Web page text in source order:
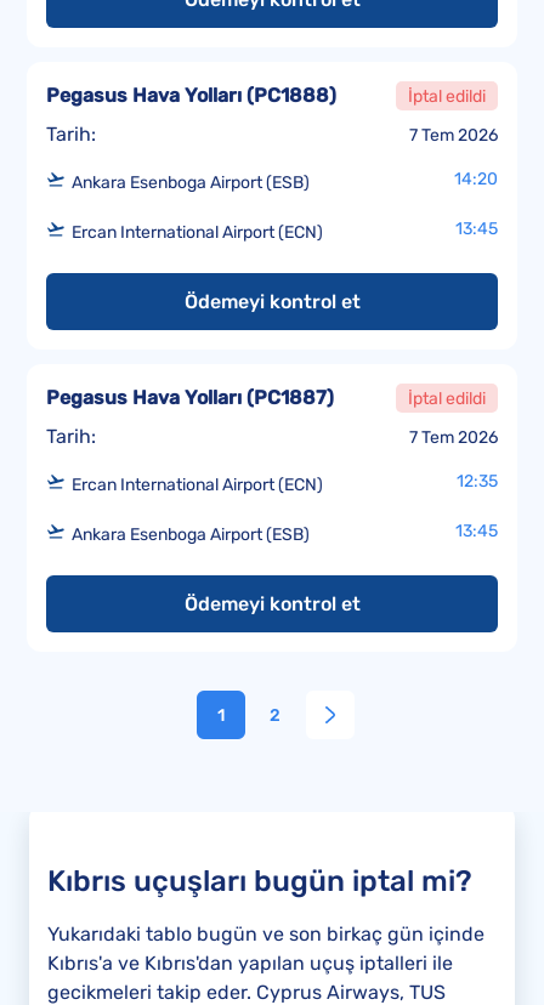
Tarih: 7 Tem 2026
Pegasus Hava Yolları (PC1888) İptal edildi
Ankara Esenboga Airport (ESB) 14:20
Ercan International Airport (ECN) 13:45
Ödemeyi kontrol et
Tarih: 7 Tem 2026
Pegasus Hava Yolları (PC1887) İptal edildi
Ercan International Airport (ECN) 12:35
Ankara Esenboga Airport (ESB) 13:45
Ödemeyi kontrol et
1 2
Kıbrıs uçuşları bugün iptal mi?
Yukarıdaki tablo bugün ve son birkaç gün içinde
Kıbrıs'a ve Kıbrıs'dan yapılan uçuş iptalleri ile
gecikmeleri takip eder. Cyprus Airways, TUS